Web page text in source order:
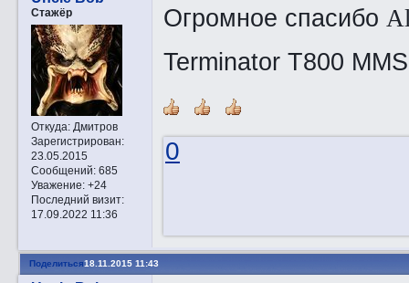
Стажёр
Откуда:Дмитров
Зарегистрирован:
23.05.2015
Сообщений:685
Уважение: +24
Последний визит:
17.09.2022 11:36
Огромное спасибо
Terminator T800
0
Поделиться18.11.2015 11:43